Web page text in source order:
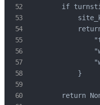
if
            }
return